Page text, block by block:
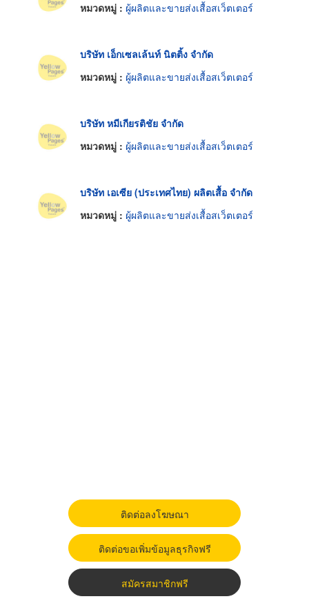
หมวดหมู่ : ผู้ผลิตและขายส่งเสื้อสเว็ตเตอร์
บริษัท เอ็กเซลเล้นท์ นิตติ้ง จำกัด
หมวดหมู่ : ผู้ผลิตและขายส่งเสื้อสเว็ตเตอร์
บริษัท หมีเกียรติชัย จำกัด
หมวดหมู่ : ผู้ผลิตและขายส่งเสื้อสเว็ตเตอร์
บริษัท เอเซีย (ประเทศไทย) ผลิตเสื้อ จำกัด
หมวดหมู่ : ผู้ผลิตและขายส่งเสื้อสเว็ตเตอร์
ติดต่อลงโฆษณา
ติดต่อขอเพิ่มข้อมูลธุรกิจฟรี
สมัครสมาชิกฟรี